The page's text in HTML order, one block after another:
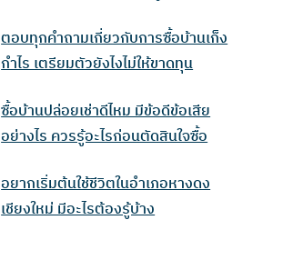
ตอบทุกคำถามเกี่ยวกับการซื้อบ้านเก็ง
กําไร เตรียมตัวยังไงไม่ให้ขาดทุน
ซื้อบ้านปล่อยเช่าดีไหม มีข้อดีข้อเสีย
อย่างไร ควรรู้อะไรก่อนตัดสินใจซื้อ
อยากเริ่มต้นใช้ชีวิตในอำเภอหางดง
เชียงใหม่ มีอะไรต้องรู้บ้าง